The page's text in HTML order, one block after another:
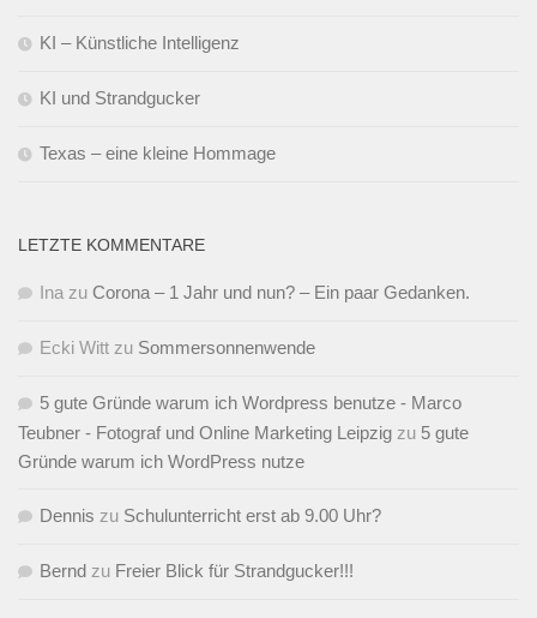
KI – Künstliche Intelligenz
KI und Strandgucker
Texas – eine kleine Hommage
LETZTE KOMMENTARE
Ina zu Corona – 1 Jahr und nun? – Ein paar Gedanken.
Ecki Witt zu Sommersonnenwende
5 gute Gründe warum ich Wordpress benutze - Marco
Teubner - Fotograf und Online Marketing Leipzig zu 5 gute
Gründe warum ich WordPress nutze
Dennis zu Schulunterricht erst ab 9.00 Uhr?
Bernd zu Freier Blick für Strandgucker!!!